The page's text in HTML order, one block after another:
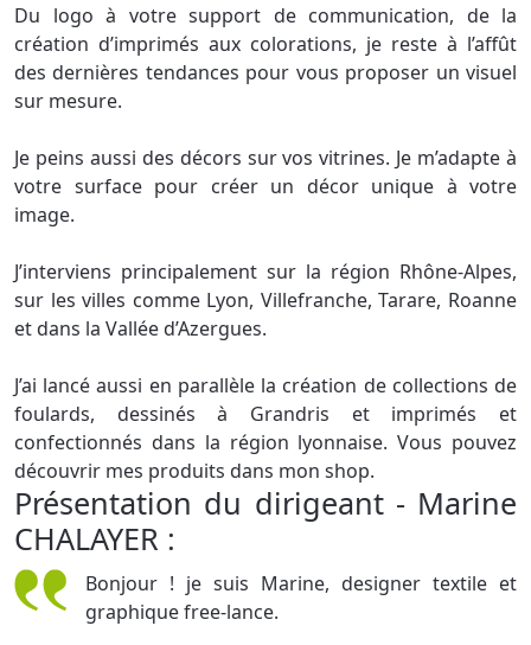
Du logo à votre support de communication, de la
création d’imprimés aux colorations, je reste à l’affût
des dernières tendances pour vous proposer un visuel
sur mesure.
Je peins aussi des décors sur vos vitrines. Je m’adapte à
votre surface pour créer un décor unique à votre
image.
J’interviens principalement sur la région Rhône-Alpes,
sur les villes comme Lyon, Villefranche, Tarare, Roanne
et dans la Vallée d’Azergues.
J’ai lancé aussi en parallèle la création de collections de
foulards, dessinés à Grandris et imprimés et
confectionnés dans la région lyonnaise. Vous pouvez
découvrir mes produits dans mon shop.
Présentation du dirigeant - Marine
CHALAYER :
Bonjour ! je suis Marine, designer textile et
graphique free-lance.